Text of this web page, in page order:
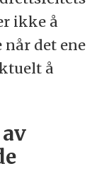
ikke å
når det ene
å